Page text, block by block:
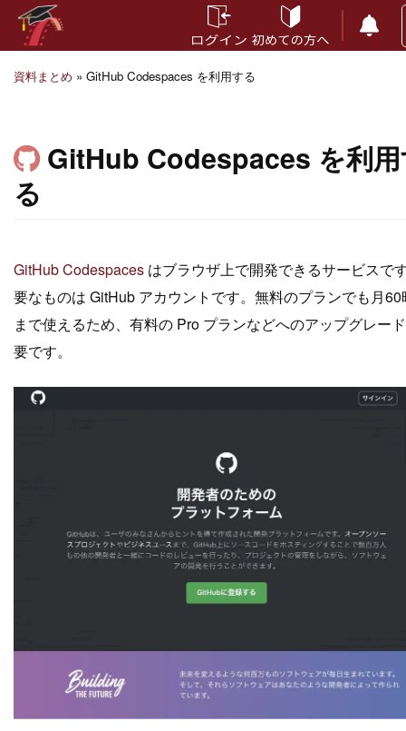
資料まとめ » GitHub Codespaces を利用する
GitHub Codespaces を利
る
GitHub Codespaces はブラウザ上で開発できるサービスで
要なものは GitHub アカウントです。無料のプランでも月60
まで使えるため、有料の Pro プランなどへのアップグレー
要です。